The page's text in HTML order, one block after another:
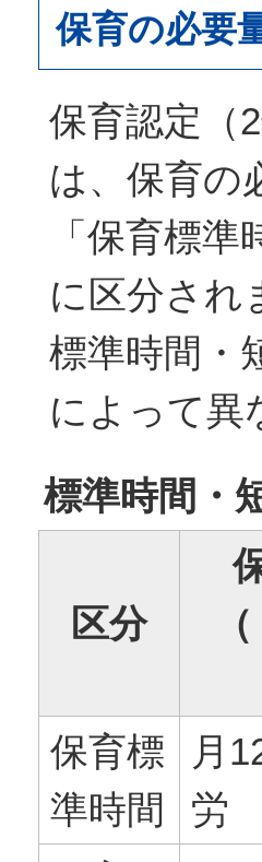
保育の必要
保育認定（
は、保育の
「保育標
に区分され
標準時間・
によって異
標準時間・
区分
保育標
準時間
月
労